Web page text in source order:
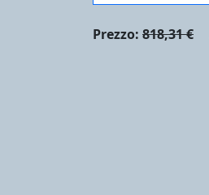
Prezzo: 818,31 €